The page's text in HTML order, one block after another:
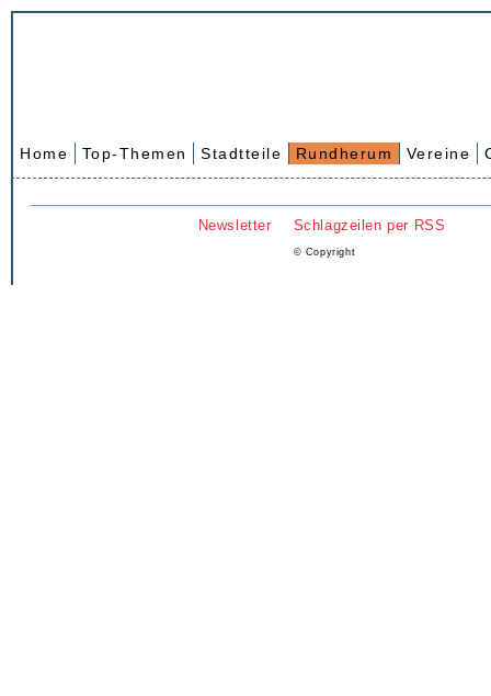
Home Top-Themen Stadtteile Rundherum Vereine
Newsletter Schlagzeilen per RSS
© Copyright